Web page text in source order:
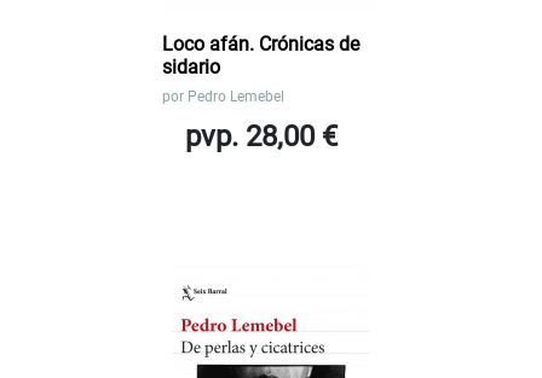
Loco afán. Crónicas de
sidario
por Pedro Lemebel
pvp. 28,00 €